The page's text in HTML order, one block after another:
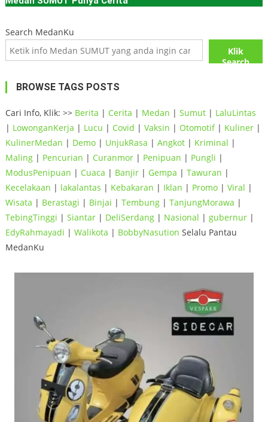
Search MedanKu
Klik
Search
BROWSE TAGS POSTS
Cari Info, Klik: >> Berita | Cerita | Medan | Sumut| LaluLintas
| LowonganKerja | Lucu | Covid | Vaksin | Otomotif| Kuliner|
KulinerMedan | Demo| UnjukRasa | Angkot| Kriminal |
Maling| Pencurian | Curanmor| Penipuan | Pungli |
ModusPenipuan | Cuaca | Banjir| Gempa | Tawuran |
Kecelakaan | lakalantas | Kebakaran | Iklan | Promo| Viral |
Wisata | Berastagi | Binjai | Tembung| TanjungMorawa |
TebingTinggi | Siantar| DeliSerdang| Nasional | gubernur|
EdyRahmayadi | Walikota | BobbyNasution Selalu Pantau
MedanKu